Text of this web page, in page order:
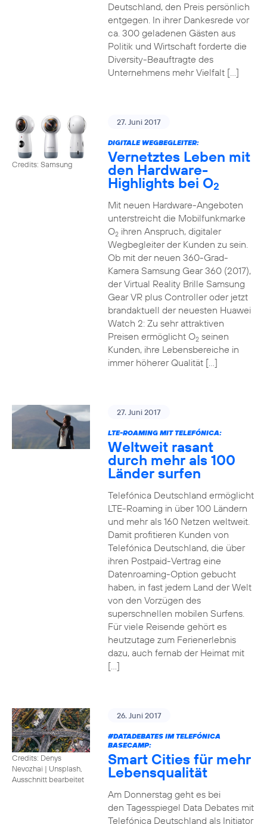
Deutschland, den Preis persönlich
entgegen. In ihrer Dankesrede vor
ca. 300 geladenen Gästen aus
Politik und Wirtschaft forderte die
Diversity-Beauftragte des
Unternehmens mehr Vielfalt […]
Credits: Samsung
27. Juni 2017
DIGITALE WEGBEGLEITER:
Vernetztes Leben mit
den Hardware-
Highlights bei O2
Mit neuen Hardware-Angeboten
unterstreicht die Mobilfunkmarke
O2ihren Anspruch, digitaler
Wegbegleiter der Kunden zu sein.
Ob mit der neuen 360-Grad-
Kamera Samsung Gear 360 (2017),
der Virtual Reality Brille Samsung
Gear VR plus Controller oder jetzt
brandaktuell der neuesten Huawei
Watch 2: Zu sehr attraktiven
Preisen ermöglicht O2seinen
Kunden, ihre Lebensbereiche in
immer höherer Qualität […]
27. Juni 2017
LTE-ROAMING MIT TELEFÓNICA:
Weltweit rasant
durch mehr als 100
Länder surfen
Telefónica Deutschland ermöglicht
LTE-Roaming in über 100 Ländern
und mehr als 160 Netzen weltweit.
Damit profitieren Kunden von
Telefónica Deutschland, die über
ihren Postpaid-Vertrag eine
Datenroaming-Option gebucht
haben, in fast jedem Land der Welt
von den Vorzügen des
superschnellen mobilen Surfens.
Für viele Reisende gehört es
heutzutage zum Ferienerlebnis
dazu, auch fernab der Heimat mit
[…]
Credits: Denys
Nevozhai | Unsplash,
Ausschnitt bearbeitet
26. Juni 2017
#DATADEBATESIM TELEFÓNICA
BASECAMP:
Smart Cities für mehr
Lebensqualität
Am Donnerstag geht es bei
den Tagesspiegel Data Debates mit
Telefónica Deutschland als Initiator